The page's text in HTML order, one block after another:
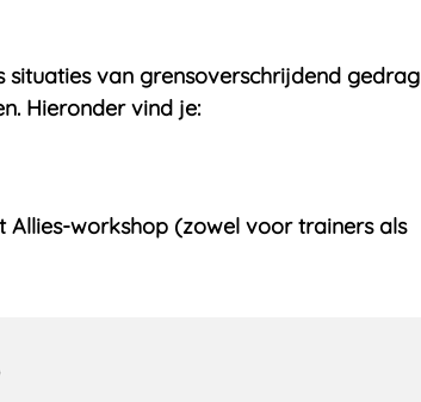
van grensoverschrijdend gedrag
Hieronder vind je:
workshop (zowel voor trainers als